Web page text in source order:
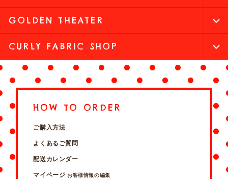
GOLDEN THEATER
CURLY FABRIC SHOP
HOW TO ORDER
ご購入方法
よくあるご質問
配送カレンダー
マイページ お客様情報の編集